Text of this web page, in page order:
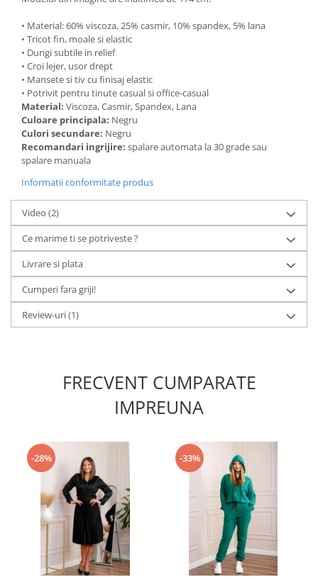
• Material: 60% viscoza, 25% casmir, 10% spandex, 5% lana
• Tricot fin, moale si elastic
• Dungi subtile in relief
• Croi lejer, usor drept
• Mansete si tiv cu finisaj elastic
• Potrivit pentru tinute casual si office-casual
Material: Viscoza, Casmir, Spandex, Lana
Culoare principala: Negru
Culori secundare: Negru
Recomandari ingrijire: spalare automata la 30 grade sau
spalare manuala
Informatii conformitate produs
Video (2)
Ce marime ti se potriveste ?
Livrare si plata
Cumperi fara griji!
Review-uri(1)
FRECVENT CUMPARATE
IMPREUNA
-28% -33%